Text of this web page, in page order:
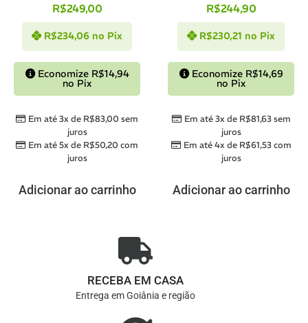
R$249,00
Em até 3x de R$83,00 sem
juros
Em até 5x de R$50,20 com
juros
R$234,06 no Pix
Economize R$14,94
no Pix
Adicionar ao carrinho
R$244,90
Em até 3x de R$81,63sem
juros
Em até 4x de R$61,53com
juros
R$230,21 no Pix
Economize R$14,69
no Pix
Adicionar ao carrinho
RECEBA EM CASA
Entrega em Goiânia e região